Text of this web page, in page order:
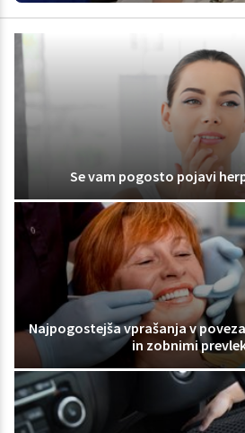
Se vam pogosto pojavi
Najpogostejša vprašanja v
in zobnimi